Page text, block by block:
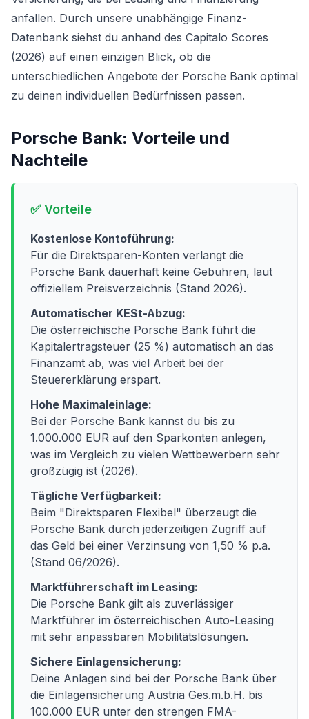
anfallen. Durch unsere unabhängige Finanz-
Datenbank siehst du anhand des Capitalo Scores
(2026) auf einen einzigen Blick, ob die
unterschiedlichen Angebote der Porsche Bank optimal
zu deinen individuellen Bedürfnissen passen.
Porsche Bank: Vorteile und
Nachteile
✅ Vorteile
Kostenlose Kontoführung:
Für die Direktsparen-Konten verlangt die
Porsche Bank dauerhaft keine Gebühren, laut
offiziellem Preisverzeichnis (Stand 2026).
Automatischer KESt-Abzug:
Die österreichische Porsche Bank führt die
Kapitalertragsteuer (25 %) automatisch an das
Finanzamt ab, was viel Arbeit bei der
Steuererklärung erspart.
Hohe Maximaleinlage:
Bei der Porsche Bank kannst du bis zu
1.000.000 EUR auf den Sparkonten anlegen,
was im Vergleich zu vielen Wettbewerbern sehr
großzügig ist (2026).
Tägliche Verfügbarkeit:
Beim "Direktsparen Flexibel" überzeugt die
Porsche Bank durch jederzeitigen Zugriff auf
das Geld bei einer Verzinsung von 1,50 % p.a.
(Stand 06/2026).
Marktführerschaft im Leasing:
Die Porsche Bank gilt als zuverlässiger
Marktführer im österreichischen Auto-Leasing
mit sehr anpassbaren Mobilitätslösungen.
Sichere Einlagensicherung:
Deine Anlagen sind bei der Porsche Bank über
die Einlagensicherung Austria Ges.m.b.H. bis
100.000 EUR unter den strengen FMA-